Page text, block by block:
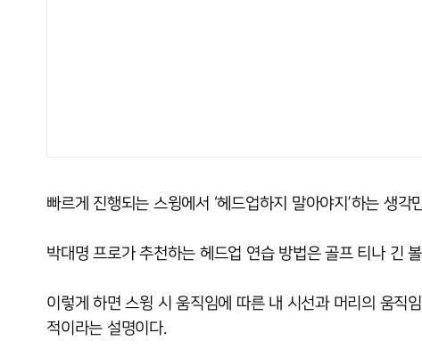
빠르게 진행되는 스윙에서 ‘헤드업하지 말아야지’하는 생
박대명 프로가 추천하는 헤드업 연습 방법은 골프 티나 긴
이렇게 하면 스윙 시 움직임에 따른 내 시선과 머리의 움직
적이라는 설명이다.